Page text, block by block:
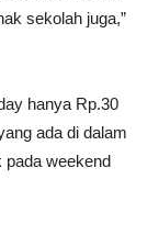
sekolah juga,”
hanya Rp.30
ada di dalam
pada weekend